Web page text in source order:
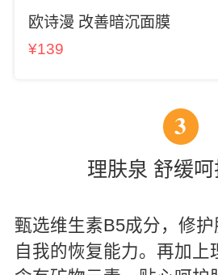
欧诗漫 改善暗沉面膜
¥139
3
理肤泉 舒缓
甄选维生素B5成分，修
自我的恢复能力。再加上